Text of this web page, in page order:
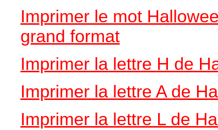
Imprimer le mot
grand format
Imprimer la lettre H de
Imprimer la lettre A de
Imprimer la lettre L de